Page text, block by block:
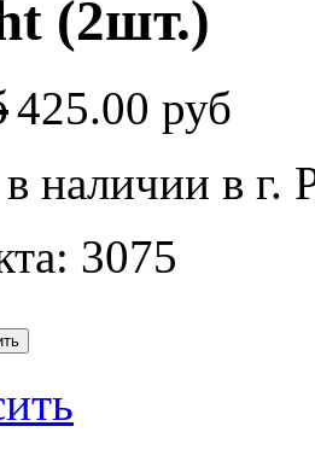
(2шт.)
425.00 руб
в наличии в г.
3075